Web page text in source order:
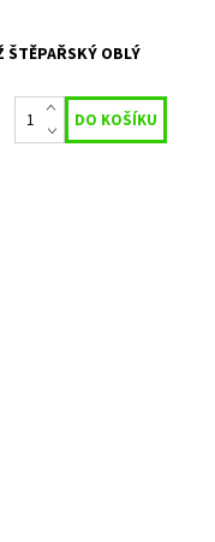
ŠTĚPAŘSKÝ OBLÝ